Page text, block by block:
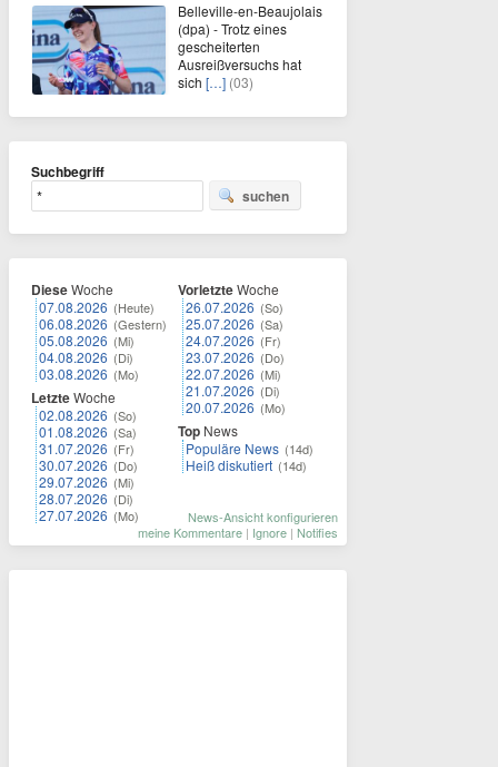
Belleville-en-Beaujolais
(dpa) - Trotz eines
gescheiterten
Ausreißversuchs hat
sich […] (03)
Suchbegriff
suchen
DieseWoche
07.08.2026 (Heute)
06.08.2026 (Gestern)
05.08.2026 (Mi)
04.08.2026 (Di)
03.08.2026 (Mo)
LetzteWoche
02.08.2026 (So)
01.08.2026 (Sa)
31.07.2026 (Fr)
30.07.2026 (Do)
29.07.2026 (Mi)
28.07.2026 (Di)
27.07.2026 (Mo)
VorletzteWoche
26.07.2026 (So)
25.07.2026 (Sa)
24.07.2026 (Fr)
23.07.2026 (Do)
22.07.2026 (Mi)
21.07.2026 (Di)
20.07.2026 (Mo)
Top News
Populäre News (14d)
Heiß diskutiert (14d)
News-Ansicht konfigurieren
meine Kommentare | Ignore | Notifies